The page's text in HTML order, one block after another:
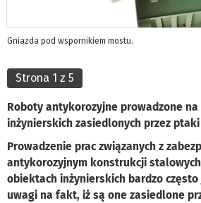
Gniazda pod wspornikiem mostu.
Strona 1 z 5
Roboty antykorozyjne prowadzone
inżynierskich zasiedlonych przez ptaki
Prowadzenie prac związanych z
antykorozyjnym konstrukcji
obiektach inżynierskich bardzo
uwagi na fakt, iż są one zasiedlone